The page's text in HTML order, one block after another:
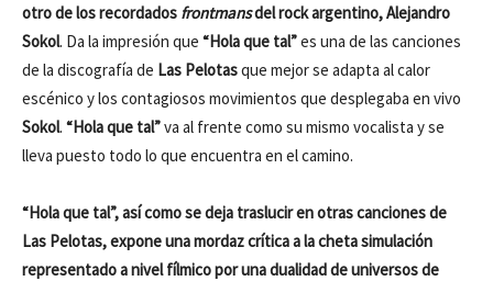
otro de los recordados frontmansdel rock argentino, Alejandro
Sokol. Da la impresión que “Hola que tal”es una de las canciones
de la discografía de Las Pelotasque mejor se adapta al calor
escénico y los contagiosos movimientos que desplegaba en vivo
Sokol. “Hola que tal”va al frente como su mismo vocalista y se
lleva puesto todo lo que encuentra en el camino.
“Hola que tal”, así como se deja traslucir en otras canciones de
Las Pelotas, expone una mordaz crítica a la cheta simulación
representado a nivel fílmico por una dualidad de universos de